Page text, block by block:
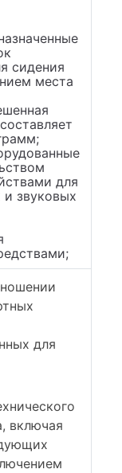
сидения
места
для
и звуковых
для
включая